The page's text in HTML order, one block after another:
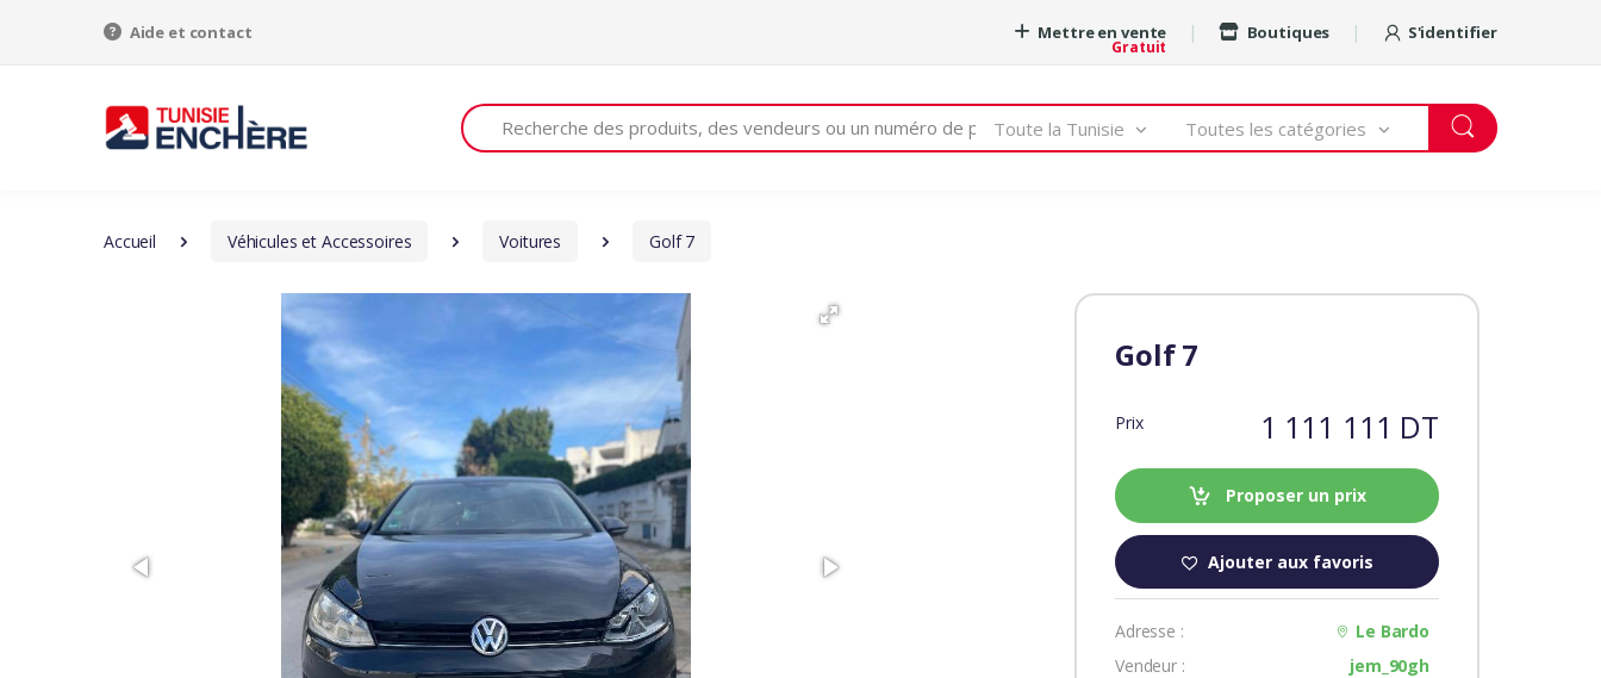
Aide et contact Mettre en vente
Gratuit
Boutiques S'identifier
Recherche
Toute la Tunisie Toutes les catégories
Accueil Véhicules et Accessoires Voitures Golf 7
Golf 7
Prix 1 111 111 DT
Proposer un prix
Ajouter aux favoris
Adresse :
Le Bardo
Vendeur :
jem_90gh